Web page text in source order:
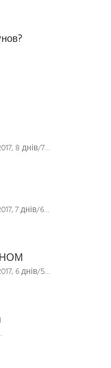
8 днів/7…
7 днів/6…
6 днів/5…